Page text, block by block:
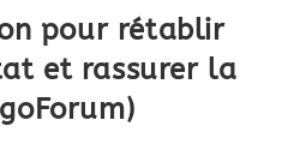
pour rétablir
et rassurer la